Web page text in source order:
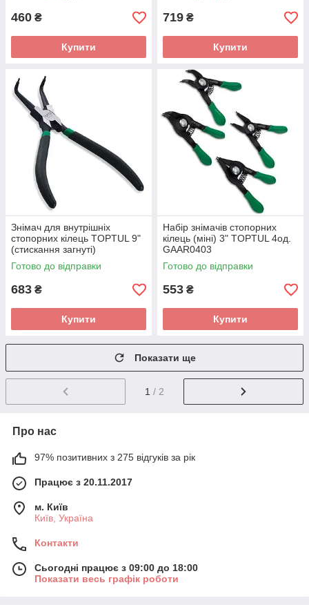
460 ₴
Купити
719 ₴
Купити
Знімач для внутрішніх
стопорних кілець TOPTUL 9"
(стискання загнуті)
DCAC1209
Готово до відправки
683 ₴
Купити
Набір знімачів стопорних
кілець (міні) 3" TOPTUL 4од.
GAAR0403
Готово до відправки
553 ₴
Купити
Показати ще
1 / 2
Про нас
97% позитивних з 275 відгуків за рік
Працює з 20.11.2017
м. Київ
Київ, Україна
Контакти
Сьогодні працює з 09:00 до 18:00
Показати весь графік роботи